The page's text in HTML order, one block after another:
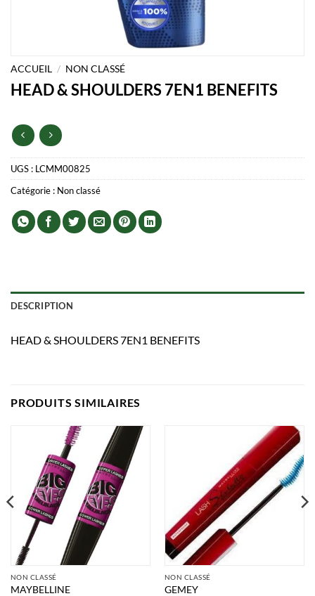
ACCUEIL / NON CLASSÉ
HEAD & SHOULDERS 7EN1 BENEFITS
UGS : LCMM00825
Catégorie : Non classé
DESCRIPTION
HEAD & SHOULDERS 7EN1 BENEFITS
PRODUITS SIMILAIRES
NON CLASSÉ
MAYBELLINE
NON CLASSÉ
GEMEY